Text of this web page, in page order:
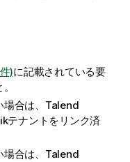
)に記載されている要
合は、 Talend
テナントをリンク済
合は、 Talend